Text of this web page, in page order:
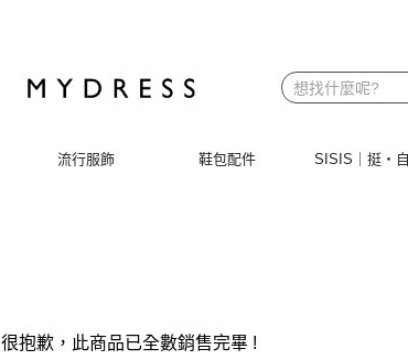
流行服飾 鞋包配件 SISIS｜挺‧
很抱歉，此商品已全數銷售完畢 !